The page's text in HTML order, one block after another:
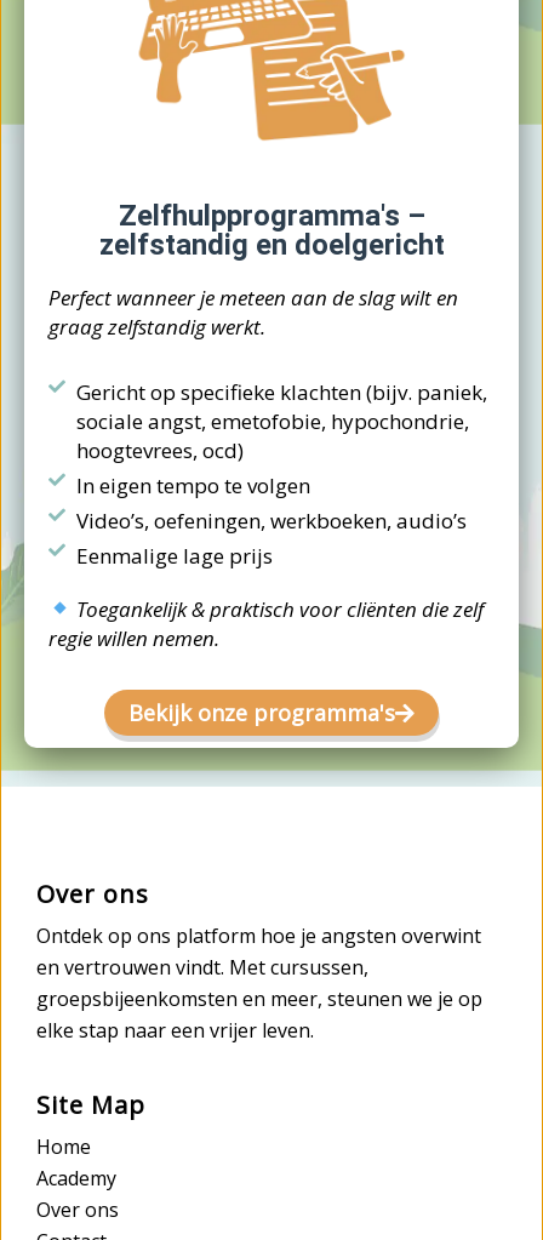
Zelfhulpprogramma's –
zelfstandig en doelgericht
Perfect wanneer je meteen aan de slag wilt en
graag zelfstandig werkt.
Gericht op specifieke klachten (bijv. paniek,
sociale angst, emetofobie, hypochondrie,
hoogtevrees, ocd)
In eigen tempo te volgen
Video’s, oefeningen, werkboeken, audio’s
Eenmalige lage prijs
Toegankelijk & praktisch voor cliënten die zelf
regie willen nemen.
Bekijk onze programma's
Over ons
Ontdek op ons platform hoe je angsten overwint
en vertrouwen vindt. Met cursussen,
groepsbijeenkomsten en meer, steunen we je op
elke stap naar een vrijer leven.
Site Map
Home
Academy
Over ons